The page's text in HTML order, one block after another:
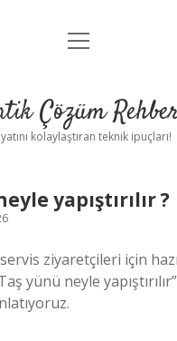
Anasayfa
Yasal Uyarı
menüyü
Çözüm
kolaylaştıran teknik ipuçları!
yapıştırılır ?
ziyaretçileri için
yünü neyle